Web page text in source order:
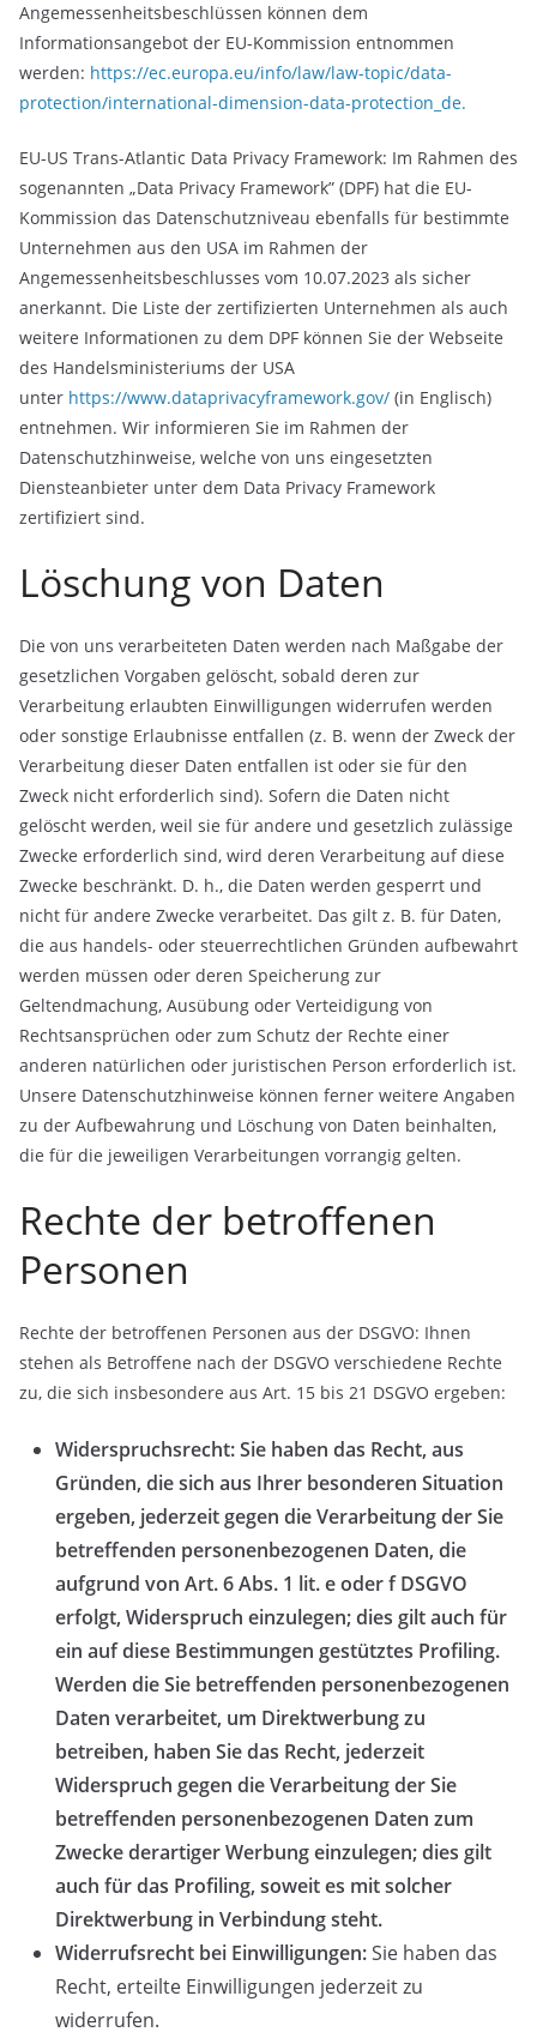
Angemessenheitsbeschlüssen können dem
Informationsangebot der EU-Kommission entnommen
werden: https://ec.europa.eu/info/law/law-topic/data-
protection/international-dimension-data-protection_de.
EU-US Trans-Atlantic Data Privacy Framework: Im Rahmen des
sogenannten „Data Privacy Framework” (DPF) hat die EU-
Kommission das Datenschutzniveau ebenfalls für bestimmte
Unternehmen aus den USA im Rahmen der
Angemessenheitsbeschlusses vom 10.07.2023 als sicher
anerkannt. Die Liste der zertifizierten Unternehmen als auch
weitere Informationen zu dem DPF können Sie der Webseite
des Handelsministeriums der USA
unter https://www.dataprivacyframework.gov/ (in Englisch)
entnehmen. Wir informieren Sie im Rahmen der
Datenschutzhinweise, welche von uns eingesetzten
Diensteanbieter unter dem Data Privacy Framework
zertifiziert sind.
Löschung von Daten
Die von uns verarbeiteten Daten werden nach Maßgabe der
gesetzlichen Vorgaben gelöscht, sobald deren zur
Verarbeitung erlaubten Einwilligungen widerrufen werden
oder sonstige Erlaubnisse entfallen (z. B. wenn der Zweck der
Verarbeitung dieser Daten entfallen ist oder sie für den
Zweck nicht erforderlich sind). Sofern die Daten nicht
gelöscht werden, weil sie für andere und gesetzlich zulässige
Zwecke erforderlich sind, wird deren Verarbeitung auf diese
Zwecke beschränkt. D. h., die Daten werden gesperrt und
nicht für andere Zwecke verarbeitet. Das gilt z. B. für Daten,
die aus handels- oder steuerrechtlichen Gründen aufbewahrt
werden müssen oder deren Speicherung zur
Geltendmachung, Ausübung oder Verteidigung von
Rechtsansprüchen oder zum Schutz der Rechte einer
anderen natürlichen oder juristischen Person erforderlich ist.
Unsere Datenschutzhinweise können ferner weitere Angaben
zu der Aufbewahrung und Löschung von Daten beinhalten,
die für die jeweiligen Verarbeitungen vorrangig gelten.
Rechte der betroffenen
Personen
Rechte der betroffenen Personen aus der DSGVO: Ihnen
stehen als Betroffene nach der DSGVO verschiedene Rechte
zu, die sich insbesondere aus Art. 15 bis 21 DSGVO ergeben:
Widerspruchsrecht: Sie haben das Recht, aus
Gründen, die sich aus Ihrer besonderen Situation
ergeben, jederzeit gegen die Verarbeitung der Sie
betreffenden personenbezogenen Daten, die
aufgrund von Art. 6 Abs. 1 lit. e oder f DSGVO
erfolgt, Widerspruch einzulegen; dies gilt auch für
ein auf diese Bestimmungen gestütztes Profiling.
Werden die Sie betreffenden personenbezogenen
Daten verarbeitet, um Direktwerbung zu
betreiben, haben Sie das Recht, jederzeit
Widerspruch gegen die Verarbeitung der Sie
betreffenden personenbezogenen Daten zum
Zwecke derartiger Werbung einzulegen; dies gilt
auch für das Profiling, soweit es mit solcher
Direktwerbung in Verbindung steht.
Widerrufsrecht bei Einwilligungen:Sie haben das
Recht, erteilte Einwilligungen jederzeit zu
widerrufen.